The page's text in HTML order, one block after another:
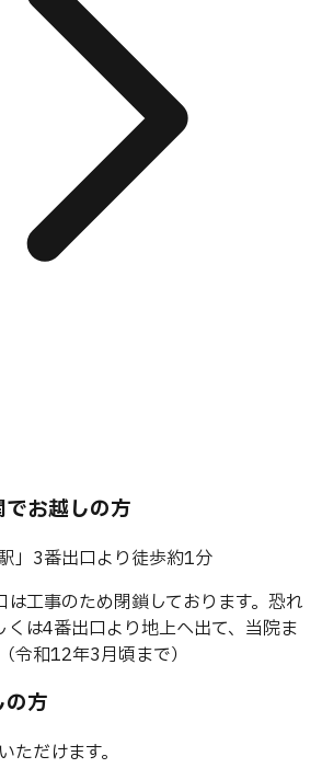
お越しの方
」3番出口より徒歩約1分
工事のため閉鎖しております。恐れ
は4番出口より地上へ出て、当院ま
令和12年3月頃まで）
方
ただけます。